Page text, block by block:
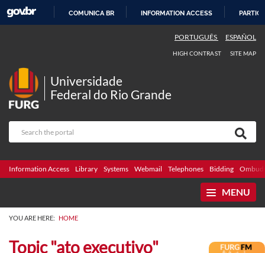
COMUNICA BR INFORMATION ACCESS
PORTUGUÊS ESPAÑOL
HIGH CONTRAST SITE MAP
Universidade
Federal do Rio Grande
Information Access Library Systems Webmail Telephones Bidding
MENU
YOU ARE HERE: HOME
Topic "ato executivo"